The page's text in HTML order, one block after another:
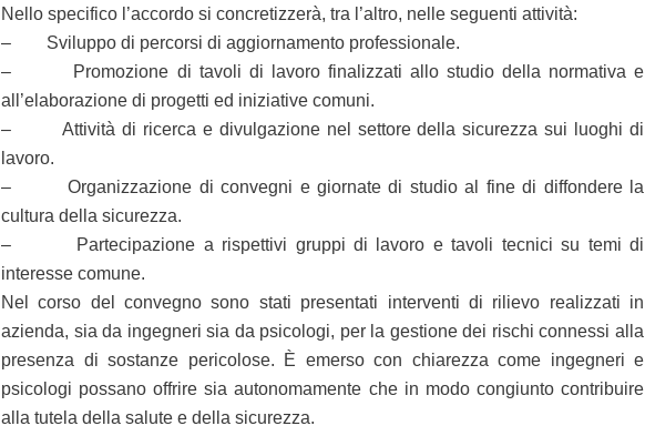
Nello specifico l’accordo si concretizzerà, tra l’altro, nelle seguenti attività:
– Sviluppo di percorsi di aggiornamento professionale.
– Promozione di tavoli di lavoro finalizzati allo studio della normativa e
all’elaborazione di progetti ed iniziative comuni.
– Attività di ricerca e divulgazione nel settore della sicurezza sui luoghi di
lavoro.
– Organizzazione di convegni e giornate di studio al fine di diffondere la
cultura della sicurezza.
– Partecipazione a rispettivi gruppi di lavoro e tavoli tecnici su temi di
interesse comune.
Nel corso del convegno sono stati presentati interventi di rilievo realizzati in
azienda, sia da ingegneri sia da psicologi, per la gestione dei rischi connessi alla
presenza di sostanze pericolose. È emerso con chiarezza come ingegneri e
psicologi possano offrire sia autonomamente che in modo congiunto contribuire
alla tutela della salute e della sicurezza.